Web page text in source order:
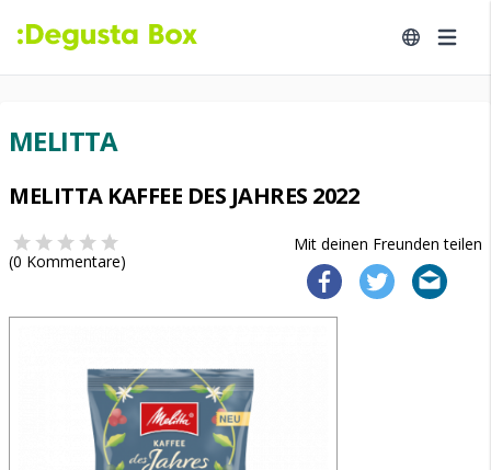
MELITTA
MELITTA KAFFEE DES JAHRES 2022
Mit deinen Freunden teilen
(0 Kommentare)